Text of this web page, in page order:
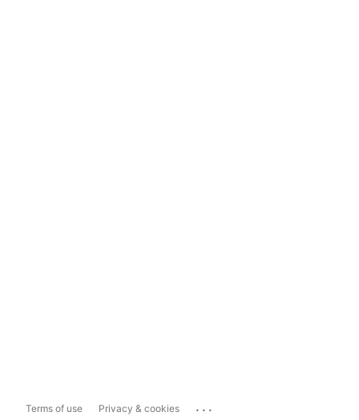
Terms of use Privacy & cookies ...